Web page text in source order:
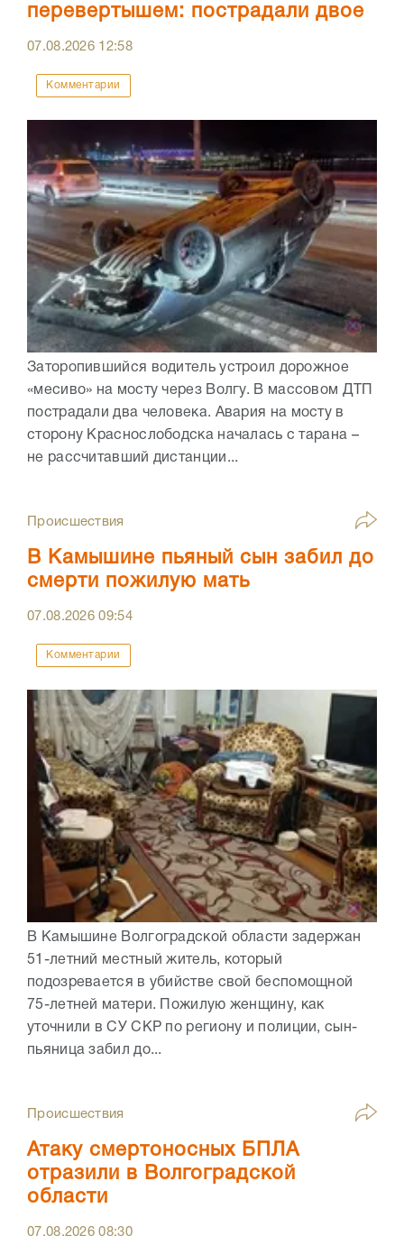
перевертышем: пострадали двое
07.08.2026 12:58
Комментарии
Заторопившийся водитель устроил дорожное
«месиво» на мосту через Волгу. В массовом ДТП
пострадали два человека. Авария на мосту в
сторону Краснослободска началась с тарана –
не рассчитавший дистанции...
Происшествия
В Камышине пьяный сын забил до
смерти пожилую мать
07.08.202609:54
Комментарии
В Камышине Волгоградской области задержан
51-летний местный житель, который
подозревается в убийстве свой беспомощной
75-летней матери. Пожилую женщину, как
уточнили в СУ СКР по региону и полиции, сын-
пьяница забил до...
Происшествия
Атаку смертоносных БПЛА
отразили в Волгоградской
области
07.08.202608:30